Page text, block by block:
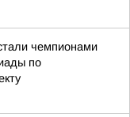
чемпионами
по